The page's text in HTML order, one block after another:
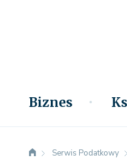
Biznes
Serwis Podatkowy